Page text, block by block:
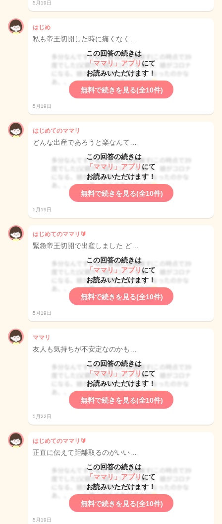
5月19日
はじめ
私も帝王切開した時に痛くなく…
この回答の続きは
「ママリ」アプリ にて
お読みいただけます！
無料で続きを見る(全10件)
5月19日
はじめてのママリ
どんな出産であろうと楽なんて…
この回答の続きは
「ママリ」アプリ にて
お読みいただけます！
無料で続きを見る(全10件)
5月19日
はじめてのママリ🔰
緊急帝王切開で出産しました ど…
この回答の続きは
「ママリ」アプリ にて
お読みいただけます！
無料で続きを見る(全10件)
5月19日
ママリ
友人も気持ちが不安定なのかも…
この回答の続きは
「ママリ」アプリ にて
お読みいただけます！
無料で続きを見る(全10件)
5月22日
はじめてのママリ🔰
正直に伝えて距離取るのがいい…
この回答の続きは
「ママリ」アプリ にて
お読みいただけます！
無料で続きを見る(全10件)
5月19日